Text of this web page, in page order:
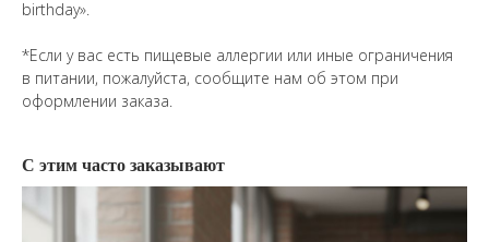
birthday».
*Если у вас есть пищевые аллергии или иные ограничения
в питании, пожалуйста, сообщите нам об этом при
оформлении заказа.
С этим часто заказывают